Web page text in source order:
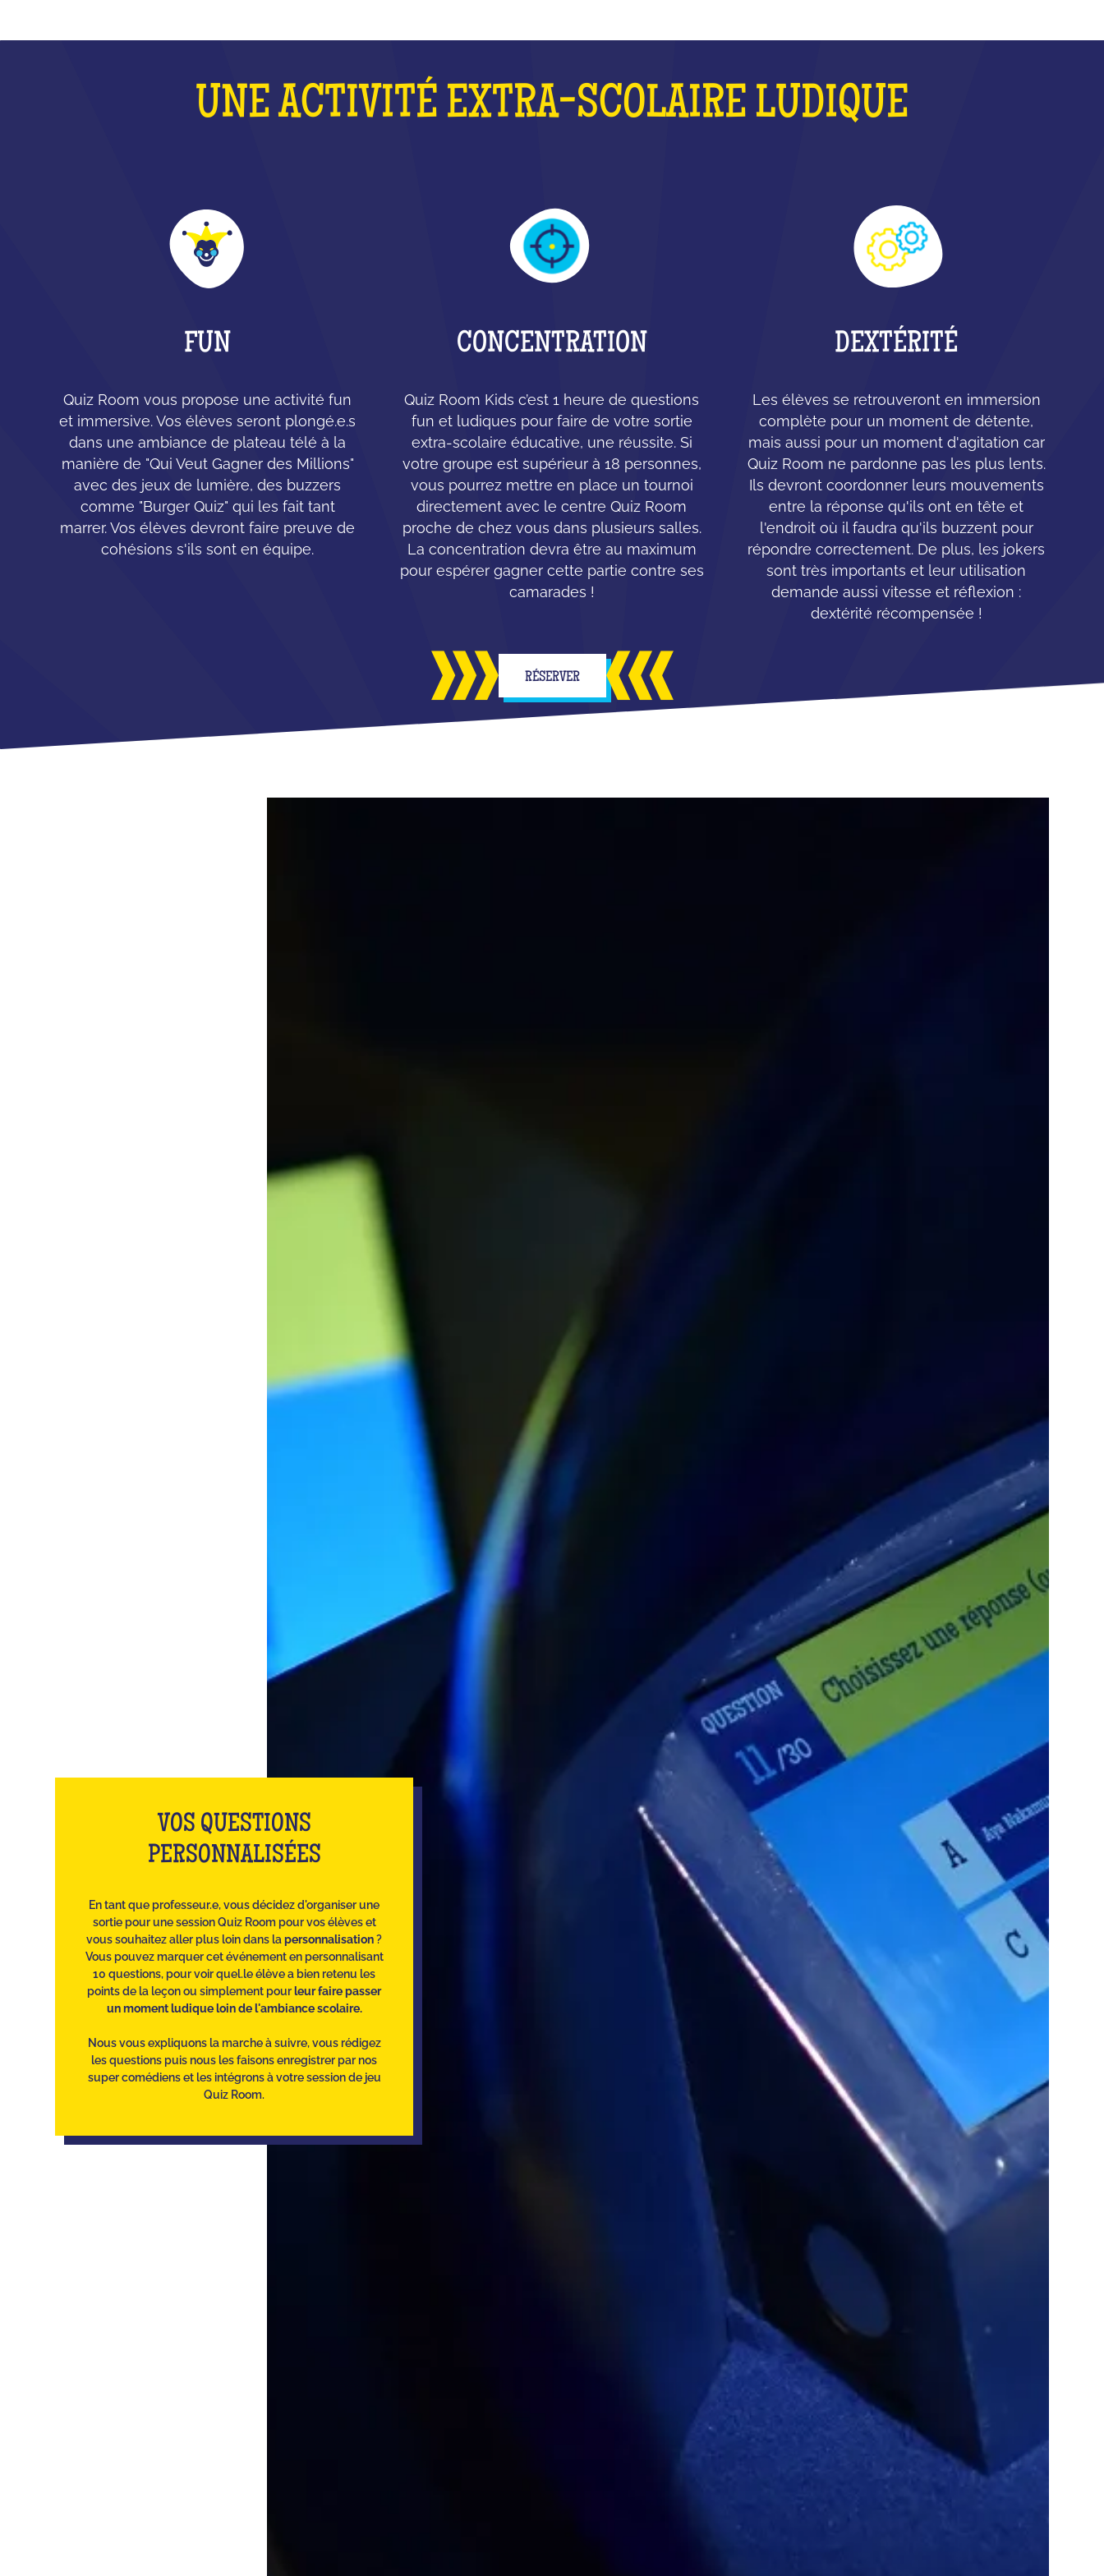
UNE ACTIVITÉ EXTRA-SCOLAIRE LUDIQUE
FUN
Quiz Room vous propose une activité fun
et immersive. Vos élèves seront plongé.e.s
dans une ambiance de plateau télé à la
manière de "Qui Veut Gagner des Millions"
avec des jeux de lumière, des buzzers
comme "Burger Quiz" qui les fait tant
marrer. Vos élèves devront faire preuve de
cohésions s'ils sont en équipe.
CONCENTRATION
Quiz Room Kids c’est 1 heure de questions
fun et ludiques pour faire de votre sortie
extra-scolaire éducative, une réussite. Si
votre groupe est supérieur à 18 personnes,
vous pourrez mettre en place un tournoi
directement avec le centre Quiz Room
proche de chez vous dans plusieurs salles.
La concentration devra être au maximum
pour espérer gagner cette partie contre ses
camarades !
DEXTÉRITÉ
Les élèves se retrouveront en immersion
complète pour un moment de détente,
mais aussi pour un moment d'agitation car
Quiz Room ne pardonne pas les plus lents.
Ils devront coordonner leurs mouvements
entre la réponse qu'ils ont en tête et
l'endroit où il faudra qu'ils buzzent pour
répondre correctement. De plus, les jokers
sont très importants et leur utilisation
demande aussi vitesse et réflexion :
dextérité récompensée !
RÉSERVER
VOS QUESTIONS
PERSONNALISÉES
En tant que professeur.e, vous décidez d'organiser une
sortie pour une session Quiz Room pour vos élèves et
vous souhaitez aller plus loin dans lapersonnalisation?
Vous pouvez marquer cet événement en personnalisant
10 questions, pour voir quel.le élève a bien retenu les
points de la leçon ou simplement pourleur faire passer
un moment ludique loin de l'ambiance scolaire.
Nous vous expliquons la marche à suivre, vous rédigez
les questions puis nous les faisons enregistrer par nos
super comédiens et les intégrons à votre session de jeu
Quiz Room.